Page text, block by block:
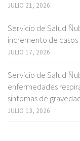
JULIO 21, 2026
Servicio de Salud
incremento de
JULIO 17, 2026
Servicio de Salud
enfermedades
síntomas de
JULIO 13, 2026